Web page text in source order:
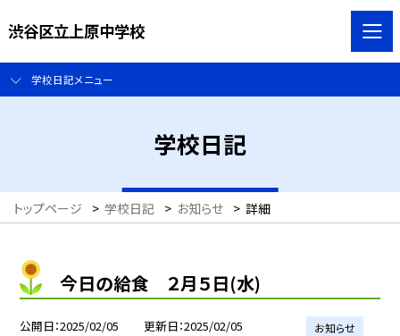
渋谷区立上原中学校
学校日記メニュー
学校日記
トップページ > 学校日記 > お知らせ > 詳細
今日の給食 ２月５日(水)
公開日 2025/02/05 更新日 2025/02/05 お知らせ